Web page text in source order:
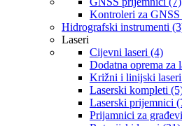
Kontroleri za
Hidrografski instrumenti
Laseri
Cijevni laseri (4)
Dodatna oprema za
Križni i linijski
Laserski kompleti
Laserski prijemnici
Prijamnici za